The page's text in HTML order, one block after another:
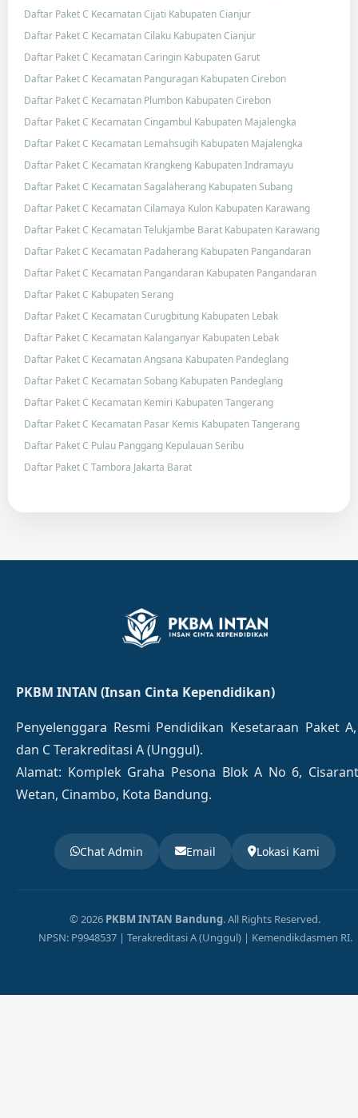
Daftar Paket C Kecamatan Cijati Kabupaten Cianjur
Daftar Paket C Kecamatan Cilaku Kabupaten Cianjur
Daftar Paket C Kecamatan Caringin Kabupaten Garut
Daftar Paket C Kecamatan Panguragan Kabupaten Cirebon
Daftar Paket C Kecamatan Plumbon Kabupaten Cirebon
Daftar Paket C Kecamatan Cingambul Kabupaten Majalengka
Daftar Paket C Kecamatan Lemahsugih Kabupaten Majalengka
Daftar Paket C Kecamatan Krangkeng Kabupaten Indramayu
Daftar Paket C Kecamatan Sagalaherang Kabupaten Subang
Daftar Paket C Kecamatan Cilamaya Kulon Kabupaten Karawang
Daftar Paket C Kecamatan Telukjambe Barat Kabupaten Karawang
Daftar Paket C Kecamatan Padaherang Kabupaten Pangandaran
Daftar Paket C Kecamatan Pangandaran Kabupaten Pangandaran
Daftar Paket C Kabupaten Serang
Daftar Paket C Kecamatan Curugbitung Kabupaten Lebak
Daftar Paket C Kecamatan Kalanganyar Kabupaten Lebak
Daftar Paket C Kecamatan Angsana Kabupaten Pandeglang
Daftar Paket C Kecamatan Sobang Kabupaten Pandeglang
Daftar Paket C Kecamatan Kemiri Kabupaten Tangerang
Daftar Paket C Kecamatan Pasar Kemis Kabupaten Tangerang
Daftar Paket C Pulau Panggang Kepulauan Seribu
Daftar Paket C Tambora Jakarta Barat
PKBM INTAN (Insan Cinta Kependidikan)
Penyelenggara Resmi Pendidikan Kesetaraan Paket
dan C Terakreditasi A (Unggul).
Alamat: Komplek Graha Pesona Blok A No 6,
Wetan, Cinambo, Kota Bandung.
Chat Admin Email Lokasi Kami
© 2026 PKBM INTAN Bandung. All Rights Reserved.
NPSN: P9948537 | Terakreditasi A (Unggul) | Kemendikdasmen RI.